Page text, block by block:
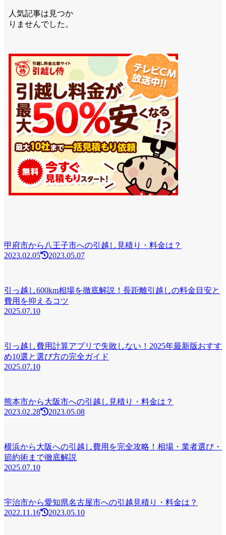
人気記事は見つか
りませんでした。
甲府市から八王子市への引越し見積り・料金は？
2023.02.05
2023.05.07
引っ越し600km相場を徹底解説！長距離引越しの料金目安と
費用を抑えるコツ
2025.07.10
引っ越し費用計算アプリで失敗しない！2025年最新版おすす
め10選と選び方の完全ガイド
2025.07.10
熊本市から大阪市への引越し見積り・料金は？
2023.02.28
2023.05.08
横浜から大阪への引越し費用を完全攻略！相場・業者選び・
節約術まで徹底解説
2025.07.10
宇治市から愛知県名古屋市への引越見積り・料金は？
2022.11.16
2023.05.10